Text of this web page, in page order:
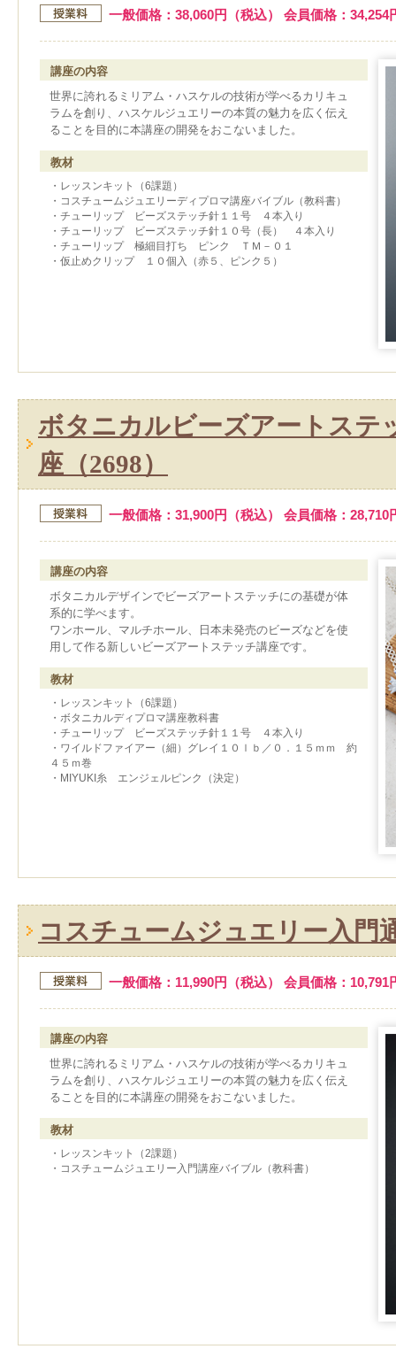
一般価格：38,060円（税込） 会員価格：34,254
講座の内容
世界に誇れるミリアム・ハスケルの技術が学べるカリキュ
ラムを創り、ハスケルジュエリーの本質の魅力を広く伝え
ることを目的に本講座の開発をおこないました。
教材
・レッスンキット（6課題）
・コスチュームジュエリーディプロマ講座バイブル（教科書）
・チューリップ ビーズステッチ針１１号 ４本入り
・チューリップ ビーズステッチ針１０号（長） ４本入り
・チューリップ 極細目打ち ピンク ＴＭ－０１
・仮止めクリップ １０個入（赤５、ピンク５）
ボタニカルビーズアートステ
座（2698）
一般価格：31,900円（税込） 会員価格：28,710
講座の内容
ボタニカルデザインでビーズアートステッチにの基礎が体
系的に学べます。
ワンホール、マルチホール、日本未発売のビーズなどを使
用して作る新しいビーズアートステッチ講座です。
教材
・レッスンキット（6課題）
・ボタニカルディプロマ講座教科書
・チューリップ ビーズステッチ針１１号 ４本入り
・ワイルドファイアー（細）グレイ１０ｌｂ／０．１５ｍｍ 約
４５ｍ巻
・MIYUKI糸 エンジェルピンク（決定）
コスチュームジュエリー入門
一般価格：11,990円（税込） 会員価格：10,791
講座の内容
世界に誇れるミリアム・ハスケルの技術が学べるカリキュ
ラムを創り、ハスケルジュエリーの本質の魅力を広く伝え
ることを目的に本講座の開発をおこないました。
教材
・レッスンキット（2課題）
・コスチュームジュエリー入門講座バイブル（教科書）